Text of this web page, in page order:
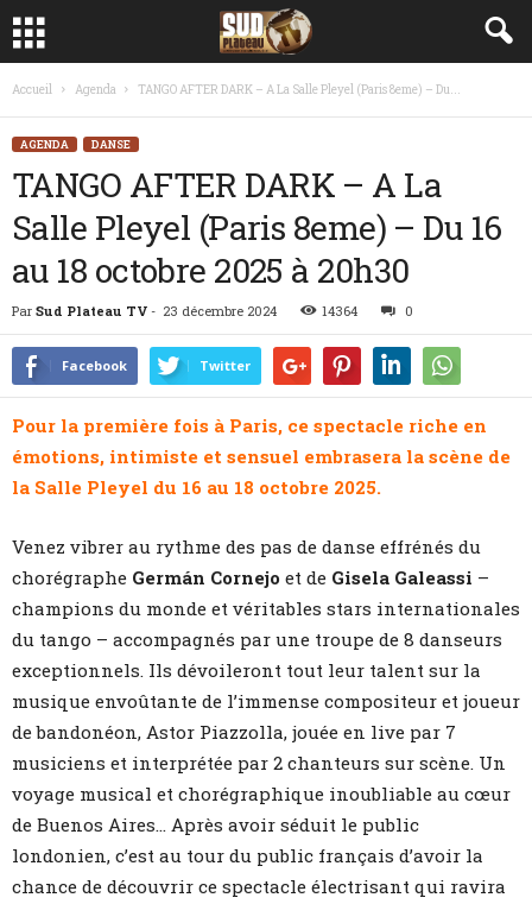
Accueil Agenda TANGO AFTER DARK – A La Salle Pleyel (Paris 8eme) – Du...
AGENDA DANSE
TANGO AFTER DARK – A La
Salle Pleyel (Paris 8eme) – Du 16
au 18 octobre 2025 à 20h30
Par Sud Plateau TV - 23 décembre 2024 14364 0
Facebook Twitter
Pour la première fois à Paris, ce spectacle riche en
émotions, intimiste et sensuel embrasera la scène de
la Salle Pleyel du 16 au 18 octobre 2025.
Venez vibrer au rythme des pas de danse effrénés du
chorégraphe Germán Cornejo et de Gisela Galeassi –
champions du monde et véritables stars internationales
du tango – accompagnés par une troupe de 8 danseurs
exceptionnels. Ils dévoileront tout leur talent sur la
musique envoûtante de l’immense compositeur et joueur
de bandonéon, Astor Piazzolla, jouée en live par 7
musiciens et interprétée par 2 chanteurs sur scène. Un
voyage musical et chorégraphique inoubliable au cœur
de Buenos Aires… Après avoir séduit le public
londonien, c’est au tour du public français d’avoir la
chance de découvrir ce spectacle électrisant qui ravira